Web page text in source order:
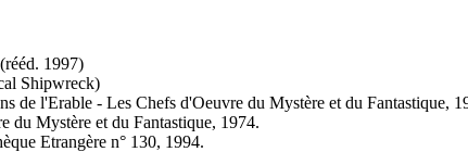
rééd. 1997)
Shipwreck)
de l'Erable - Les Chefs d'Oeuvre du Mystère et du Fantastique,
du Mystère et du Fantastique, 1974.
Etrangère n° 130, 1994.